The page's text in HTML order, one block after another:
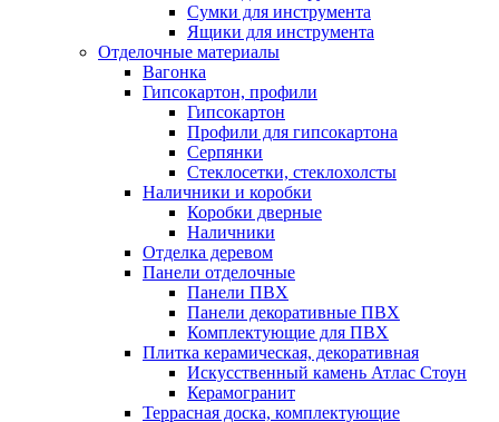
Сумки для инструмента
Ящики для инструмента
Отделочные материалы
Вагонка
Гипсокартон, профили
Гипсокартон
Профили для гипсокартона
Серпянки
Стеклосетки, стеклохолсты
Наличники и коробки
Коробки дверные
Наличники
Отделка деревом
Панели отделочные
Панели ПВХ
Панели декоративные ПВХ
Комплектующие для ПВХ
Плитка керамическая, декоративная
Искусственный камень Атлас Стоун
Керамогранит
Террасная доска, комплектующие